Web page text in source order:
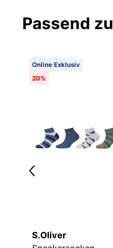
Passend
Online Exklusiv
20%
S.Oliver